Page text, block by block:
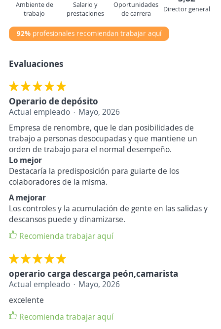
Ambiente de
trabajo
Salario y
prestaciones
Oportunidades
de carrera
Director general
92% profesionales recomiendan trabajar aquí
Evaluaciones
Operario de depósito
Actual empleado
Mayo, 2026
Empresa de renombre, que le dan posibilidades de
trabajo a personas desocupadas y que mantiene un
orden de trabajo para el normal desempeño.
Lo mejor
Destacaría la predisposición para guiarte de los
colaboradores de la misma.
A mejorar
Los controles y la acumulación de gente en las salidas y
descansos puede y dinamizarse.
Recomienda trabajar aquí
operario carga descarga peón,camarista
Actual empleado
Mayo, 2026
excelente
Recomienda trabajar aquí